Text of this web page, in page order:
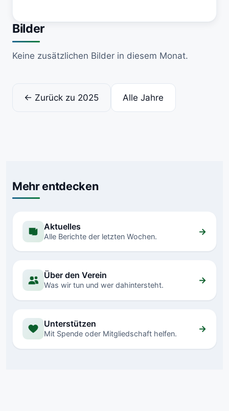
Bilder
Keine zusätzlichen Bilder in diesem Monat.
← Zurück zu 2025 Alle Jahre
Mehr entdecken
Aktuelles
Alle Berichte der letzten Wochen. →
Über den Verein
Was wir tun und wer dahintersteht. →
Unterstützen
Mit Spende oder Mitgliedschaft helfen. →